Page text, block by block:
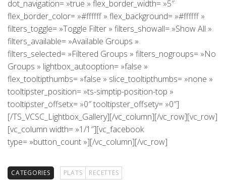
dot_navigation= »true » flex_border_width= »5″
flex_border_color= »#ffffff » flex_background= »#ffffff »
filters_toggle= »Toggle Filter » filters_showall= »Show All »
filters_available= »Available Groups »
filters_selected= »Filtered Groups » filters_nogroups= »No
Groups » lightbox_autooption= »false »
flex_tooltipthumbs= »false » slice_tooltipthumbs= »none »
tooltipster_position= »ts-simptip-position-top »
tooltipster_offsetx= »0″ tooltipster_offsety= »0″]
[/TS_VCSC_Lightbox_Gallery][/vc_column][/vc_row][vc_row]
[vc_column width= »1/1″][vc_facebook
type= »button_count »][/vc_column][/vc_row]
CATEGORIES PLATS RECETTES